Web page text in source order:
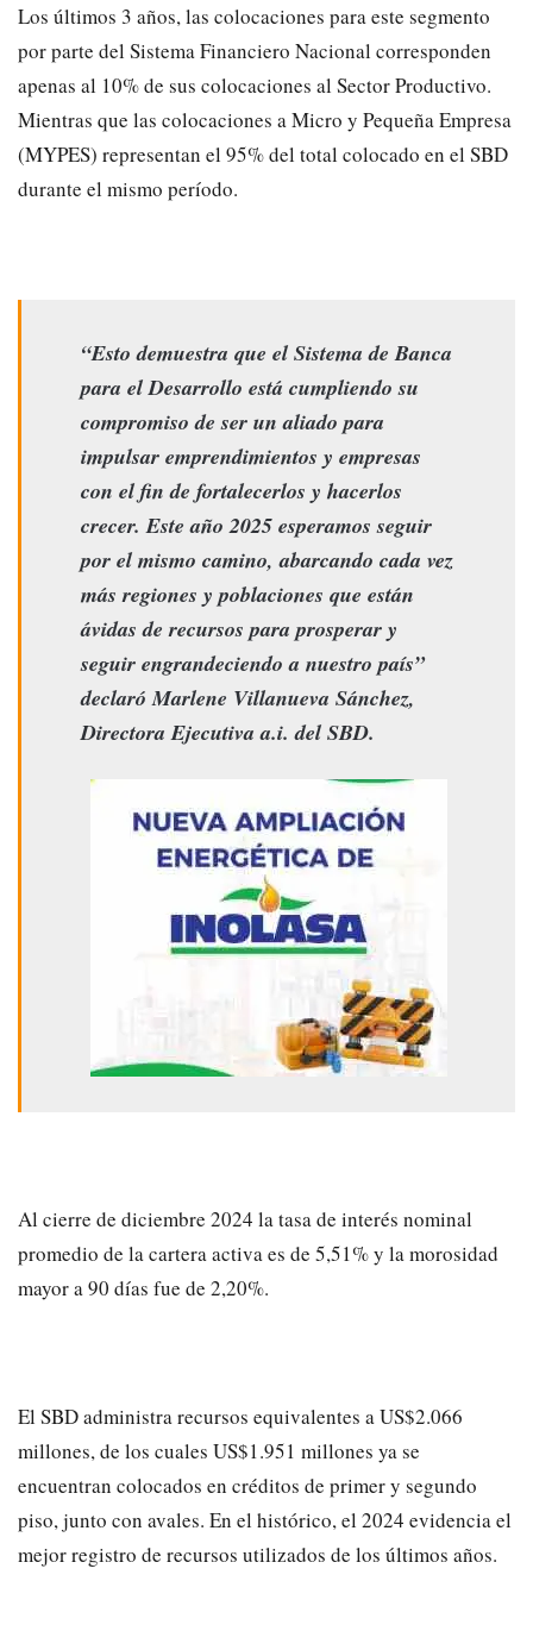
Los últimos 3 años, las colocaciones para este segmento
por parte del Sistema Financiero Nacional corresponden
apenas al 10% de sus colocaciones al Sector Productivo.
Mientras que las colocaciones a Micro y Pequeña Empresa
(MYPES) representan el 95% del total colocado en el SBD
durante el mismo período.
“Esto demuestra que el Sistema de Banca
para el Desarrollo está cumpliendo su
compromiso de ser un aliado para
impulsar emprendimientos y empresas
con el fin de fortalecerlos y hacerlos
crecer. Este año 2025 esperamos seguir
por el mismo camino, abarcando cada vez
más regiones y poblaciones que están
ávidas de recursos para prosperar y
seguir engrandeciendo a nuestro país”
declaró Marlene Villanueva Sánchez,
Directora Ejecutiva a.i. del SBD.
Al cierre de diciembre 2024 la tasa de interés nominal
promedio de la cartera activa es de 5,51% y la morosidad
mayor a 90 días fue de 2,20%.
El SBD administra recursos equivalentes a US$2.066
millones, de los cuales US$1.951 millones ya se
encuentran colocados en créditos de primer y segundo
piso, junto con avales. En el histórico, el 2024 evidencia el
mejor registro de recursos utilizados de los últimos años.